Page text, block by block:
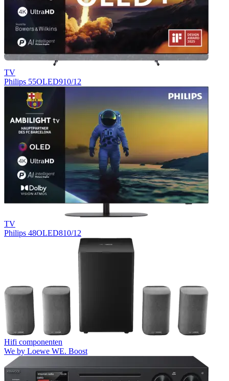
TV
Philips 55OLED910/12
TV
Philips 48OLED810/12
Hifi componenten
We by Loewe WE. Boost